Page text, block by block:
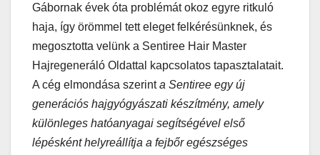
Gábornak évek óta problémát okoz egyre ritkuló
haja, így örömmel tett eleget felkérésünknek, és
megosztotta velünk a Sentiree Hair Master
Hajregeneráló Oldattal kapcsolatos tapasztalatait.
A cég elmondása szerinta Sentiree egy új
generációs hajgyógyászati készítmény, amely
különleges hatóanyagai segítségével első
lépésként helyreállítja a fejbőr egészséges